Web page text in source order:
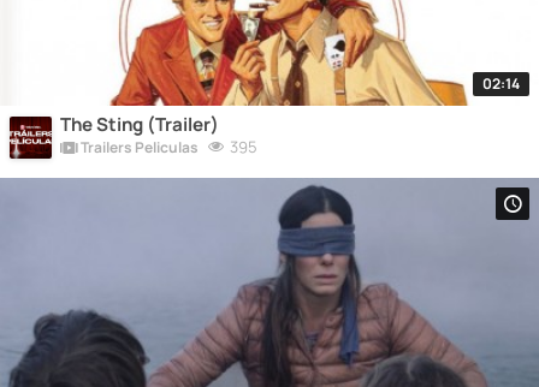
02:14
The Sting (Trailer)
Trailers Peliculas 395